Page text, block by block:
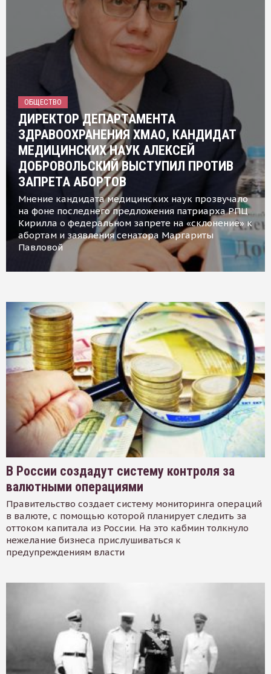
ОБЩЕСТВО
ДИРЕКТОР ДЕПАРТАМЕНТА
ЗДРАВООХРАНЕНИЯ ХМАО, КАНДИДАТ
МЕДИЦИНСКИХ НАУК АЛЕКСЕЙ
ДОБРОВОЛЬСКИЙ ВЫСТУПИЛ ПРОТИВ
ЗАПРЕТА АБОРТОВ
Мнение кандидата медицинских наук прозвучало
на фоне последнего предложения патриарха РПЦ
Кирилла о федеральном запрете на «склонение» к
абортам и заявления сенатора Маргариты
Павловой
В России создадут систему контроля за
валютными операциями
Правительство создает систему мониторинга операций
в валюте, с помощью которой планирует следить за
оттоком капитала из России. На это кабмин толкнуло
нежелание бизнеса прислушиваться к
предупреждениям власти